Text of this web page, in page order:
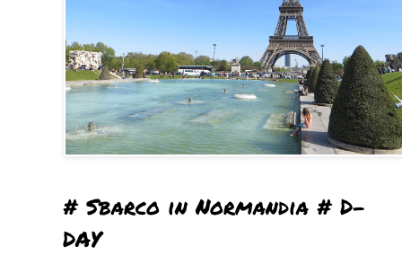
# Sbarco in Normandia # D-
DAY